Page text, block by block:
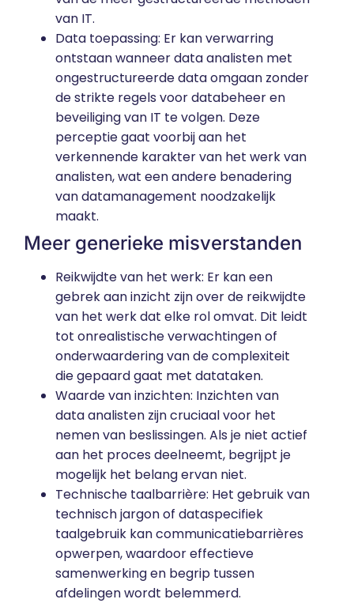
van IT.
Data toepassing: Er kan verwarring
ontstaan ​​wanneer data analisten met
ongestructureerde data omgaan zonder
de strikte regels voor databeheer en
beveiliging van IT te volgen. Deze
perceptie gaat voorbij aan het
verkennende karakter van het werk van
analisten, wat een andere benadering
van datamanagement noodzakelijk
maakt.
Meer generieke misverstanden
Reikwijdte van het werk: Er kan een
gebrek aan inzicht zijn over de reikwijdte
van het werk dat elke rol omvat. Dit leidt
tot onrealistische verwachtingen of
onderwaardering van de complexiteit
die gepaard gaat met datataken.
Waarde van inzichten: Inzichten van
data analisten zijn cruciaal voor het
nemen van beslissingen. Als je niet actief
aan het proces deelneemt, begrijpt je
mogelijk het belang ervan niet.
Technische taalbarrière: Het gebruik van
technisch jargon of dataspecifiek
taalgebruik kan communicatiebarrières
opwerpen, waardoor effectieve
samenwerking en begrip tussen
afdelingen wordt belemmerd.